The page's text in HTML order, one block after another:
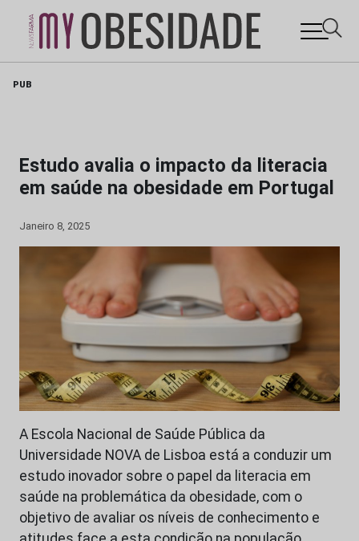
PUB
Estudo avalia o impacto da literacia
em saúde na obesidade em Portugal
Janeiro 8, 2025
A Escola Nacional de Saúde Pública da
Universidade NOVA de Lisboa está a conduzir um
estudo inovador sobre o papel da literacia em
saúde na problemática da obesidade, com o
objetivo de avaliar os níveis de conhecimento e